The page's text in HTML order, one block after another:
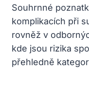
Souhrnné
komplikacích při
rovněž v
kde jsou rizika
přehledně